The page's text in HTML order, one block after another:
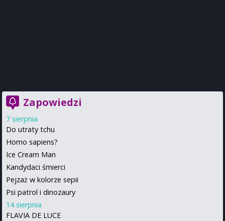
Zapowiedzi
7 sierpnia
Do utraty tchu
Homo sapiens?
Ice Cream Man
Kandydaci śmierci
Pejzaż w kolorze sepii
Psi patrol i dinozaury
14 sierpnia
FLAVIA DE LUCE